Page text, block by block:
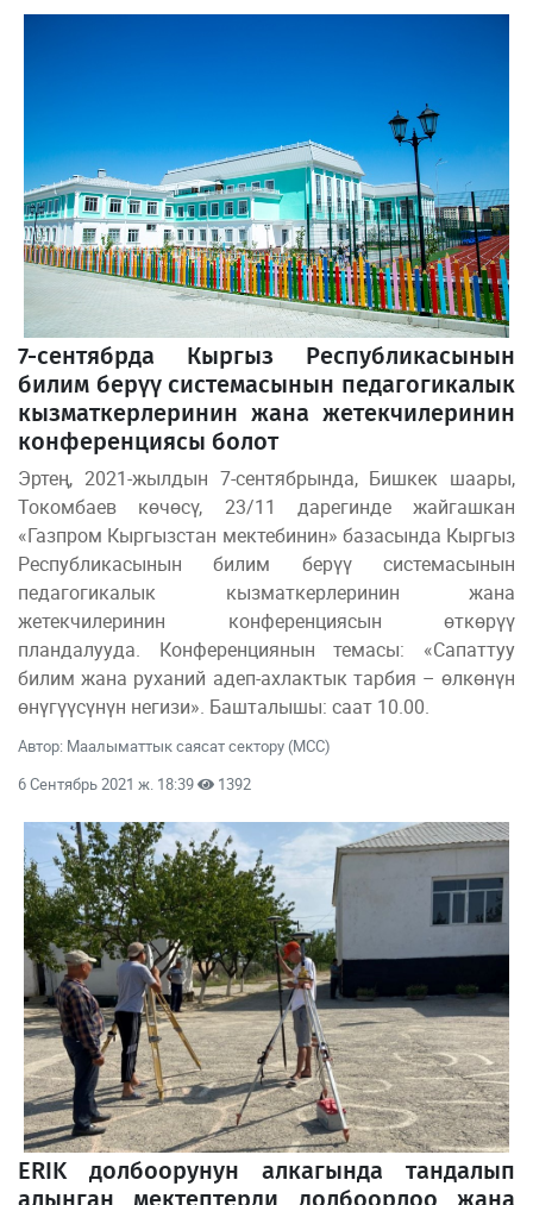
7-сентябрда Кыргыз Республикасынын
билим берүү системасынын педагогикалык
кызматкерлеринин жана жетекчилеринин
конференциясы болот
Эртең, 2021-жылдын 7-сентябрында, Бишкек шаары,
Токомбаев көчөсү, 23/11 дарегинде жайгашкан
«Газпром Кыргызстан мектебинин» базасында Кыргыз
Республикасынын билим берүү системасынын
педагогикалык кызматкерлеринин жана
жетекчилеринин конференциясын өткөрүү
пландалууда. Конференциянын темасы: «Сапаттуу
билим жана руханий адеп-ахлактык тарбия – өлкөнүн
өнүгүүсүнүн негизи». Башталышы: саат 10.00.
Автор: Маалыматтык саясат сектору (МСС)
6 Сентябрь 2021 ж. 18:39
1392
ERIK долбоорунун алкагында тандалып